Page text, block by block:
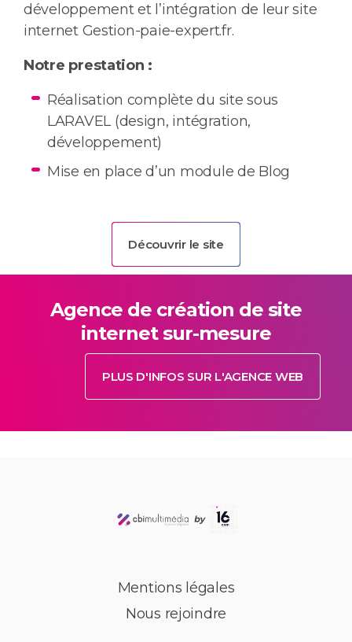
développement et l’intégration de leur site
internet Gestion-paie-expert.fr.
Notre prestation :
Réalisation complète du site sous
LARAVEL (design, intégration,
développement)
Mise en place d’un module de Blog
Découvrir le site
Agence de création de site
internet sur-mesure
PLUS D'INFOS SUR L'AGENCE WEB
Mentions légales
Nous rejoindre